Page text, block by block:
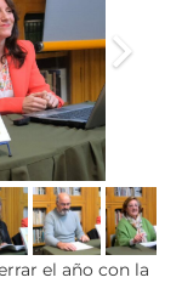
el año con la